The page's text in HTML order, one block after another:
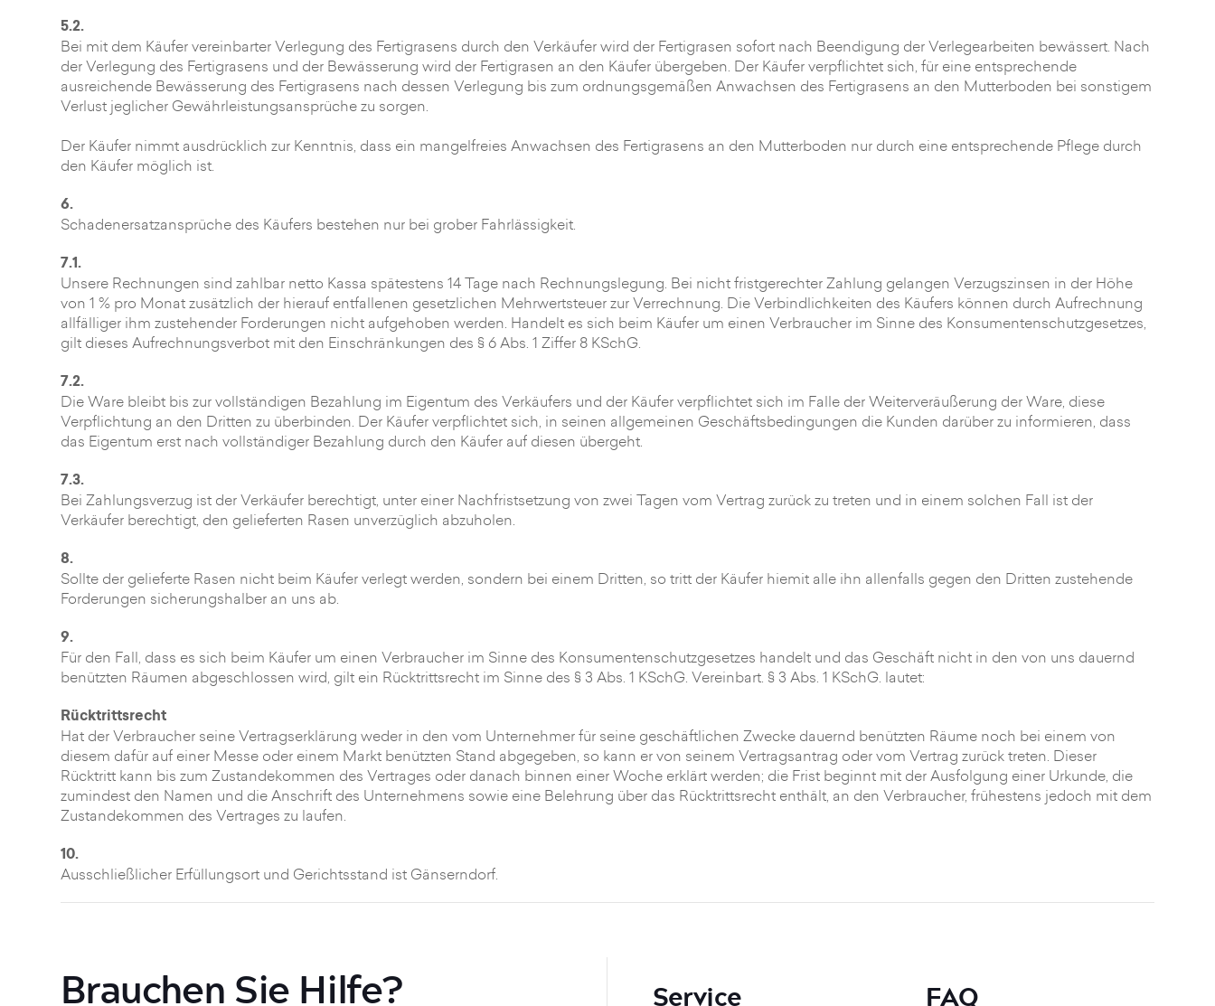
5.2.
Bei mit dem Käufer vereinbarter Verlegung des Fertigrasens durch den Verkäufer wird der Fertigrasen sofort nach Beendigung der Verlegearbeiten bewässert. Nach
der Verlegung des Fertigrasens und der Bewässerung wird der Fertigrasen an den Käufer übergeben. Der Käufer verpflichtet sich, für eine entsprechende
ausreichende Bewässerung des Fertigrasens nach dessen Verlegung bis zum ordnungsgemäßen Anwachsen des Fertigrasens an den Mutterboden bei sonstigem
Verlust jeglicher Gewährleistungsansprüche zu sorgen.
Der Käufer nimmt ausdrücklich zur Kenntnis, dass ein mangelfreies Anwachsen des Fertigrasens an den Mutterboden nur durch eine entsprechende Pflege durch
den Käufer möglich ist.
6.
Schadenersatzansprüche des Käufers bestehen nur bei grober Fahrlässigkeit.
7.1.
Unsere Rechnungen sind zahlbar netto Kassa spätestens 14 Tage nach Rechnungslegung. Bei nicht fristgerechter Zahlung gelangen Verzugszinsen in der Höhe
von 1 % pro Monat zusätzlich der hierauf entfallenen gesetzlichen Mehrwertsteuer zur Verrechnung. Die Verbindlichkeiten des Käufers können durch Aufrechnung
allfälliger ihm zustehender Forderungen nicht aufgehoben werden. Handelt es sich beim Käufer um einen Verbraucher im Sinne des Konsumentenschutzgesetzes,
gilt dieses Aufrechnungsverbot mit den Einschränkungen des § 6 Abs. 1 Ziffer 8 KSchG.
7.2.
Die Ware bleibt bis zur vollständigen Bezahlung im Eigentum des Verkäufers und der Käufer verpflichtet sich im Falle der Weiterveräußerung der Ware, diese
Verpflichtung an den Dritten zu überbinden. Der Käufer verpflichtet sich, in seinen allgemeinen Geschäftsbedingungen die Kunden darüber zu informieren, dass
das Eigentum erst nach vollständiger Bezahlung durch den Käufer auf diesen übergeht.
7.3.
Bei Zahlungsverzug ist der Verkäufer berechtigt, unter einer Nachfristsetzung von zwei Tagen vom Vertrag zurück zu treten und in einem solchen Fall ist der
Verkäufer berechtigt, den gelieferten Rasen unverzüglich abzuholen.
8.
Sollte der gelieferte Rasen nicht beim Käufer verlegt werden, sondern bei einem Dritten, so tritt der Käufer hiemit alle ihn allenfalls gegen den Dritten zustehende
Forderungen sicherungshalber an uns ab.
9.
Für den Fall, dass es sich beim Käufer um einen Verbraucher im Sinne des Konsumentenschutzgesetzes handelt und das Geschäft nicht in den von uns dauernd
benützten Räumen abgeschlossen wird, gilt ein Rücktrittsrecht im Sinne des § 3 Abs. 1 KSchG. Vereinbart. § 3 Abs. 1 KSchG. lautet:
Rücktrittsrecht
Hat der Verbraucher seine Vertragserklärung weder in den vom Unternehmer für seine geschäftlichen Zwecke dauernd benützten Räume noch bei einem von
diesem dafür auf einer Messe oder einem Markt benützten Stand abgegeben, so kann er von seinem Vertragsantrag oder vom Vertrag zurück treten. Dieser
Rücktritt kann bis zum Zustandekommen des Vertrages oder danach binnen einer Woche erklärt werden; die Frist beginnt mit der Ausfolgung einer Urkunde, die
zumindest den Namen und die Anschrift des Unternehmens sowie eine Belehrung über das Rücktrittsrecht enthält, an den Verbraucher, frühestens jedoch mit dem
Zustandekommen des Vertrages zu laufen.
10.
Ausschließlicher Erfüllungsort und Gerichtsstand ist Gänserndorf.
Brauchen Sie Hilfe? Service FAQ